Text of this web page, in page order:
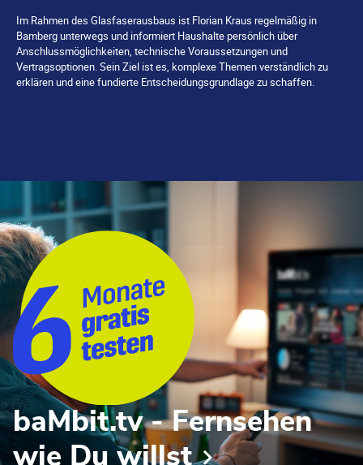
Im Rahmen des Glasfaserausbaus ist Florian Kraus regelmäßig in
Bamberg unterwegs und informiert Haushalte persönlich über
Anschlussmöglichkeiten, technische Voraussetzungen und
Vertragsoptionen. Sein Ziel ist es, komplexe Themen verständlich zu
erklären und eine fundierte Entscheidungsgrundlage zu schaffen.
baMbit.tv - Fernsehen
wie Du willst